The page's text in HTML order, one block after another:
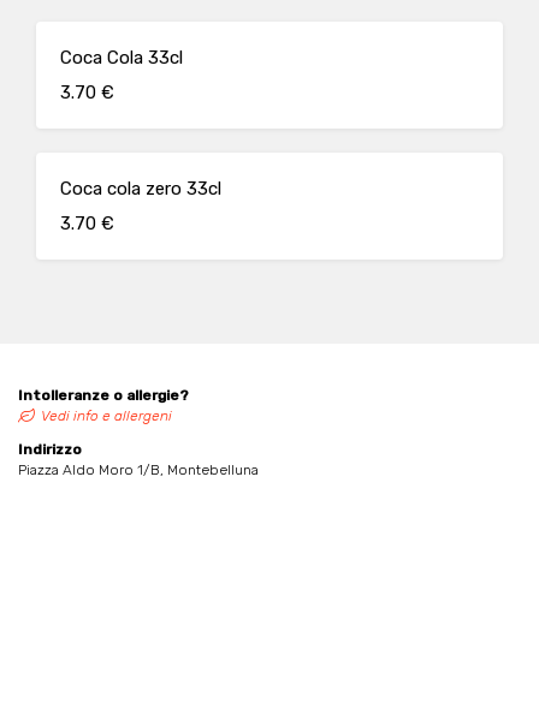
Coca Cola 33cl
3.70 €
Coca cola zero 33cl
3.70 €
Intolleranze o allergie?
Vedi info e allergeni
Indirizzo
Piazza Aldo Moro 1/B, Montebelluna